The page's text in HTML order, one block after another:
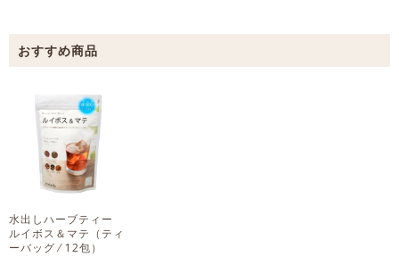
水出しハーブティー
ルイボス＆マテ （ティ
ーバッグ ⁄ 12包）